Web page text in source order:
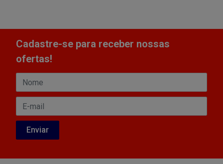
Cadastre-se para receber nossas
ofertas!